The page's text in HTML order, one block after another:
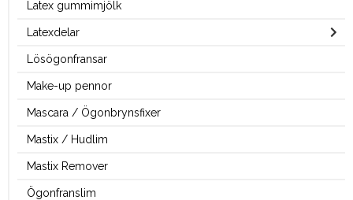
Latex gummimjölk
Latexdelar
Lösögonfransar
Make-up pennor
Mascara / Ögonbrynsfixer
Mastix / Hudlim
Mastix Remover
Ögonfranslim